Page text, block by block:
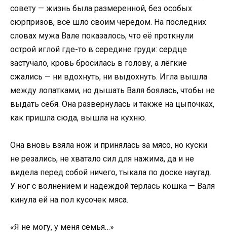
совету — жизнь была размеренной, без особых
сюрпризов, всё шло своим чередом. На последних
словах мужа Вале показалось, что её проткнули
острой иглой где-то в середине груди: сердце
застучало, кровь бросилась в голову, а лёгкие
сжались — ни вдохнуть, ни выдохнуть. Игла вышла
между лопатками, но дышать Валя боялась, чтобы не
выдать себя. Она развернулась и также на цыпочках,
как пришла сюда, вышла на кухню.
Она вновь взяла нож и принялась за мясо, но куски
не резались, не хватало сил для нажима, да и не
видела перед собой ничего, тыкала по доске наугад.
У ног с волнением и надеждой тёрлась кошка — Валя
кинула ей на пол кусочек мяса.
«Я не могу, у меня семья…»